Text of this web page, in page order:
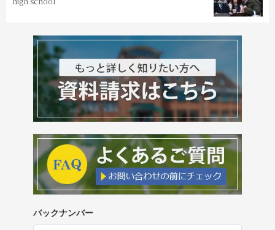
バックナンバー